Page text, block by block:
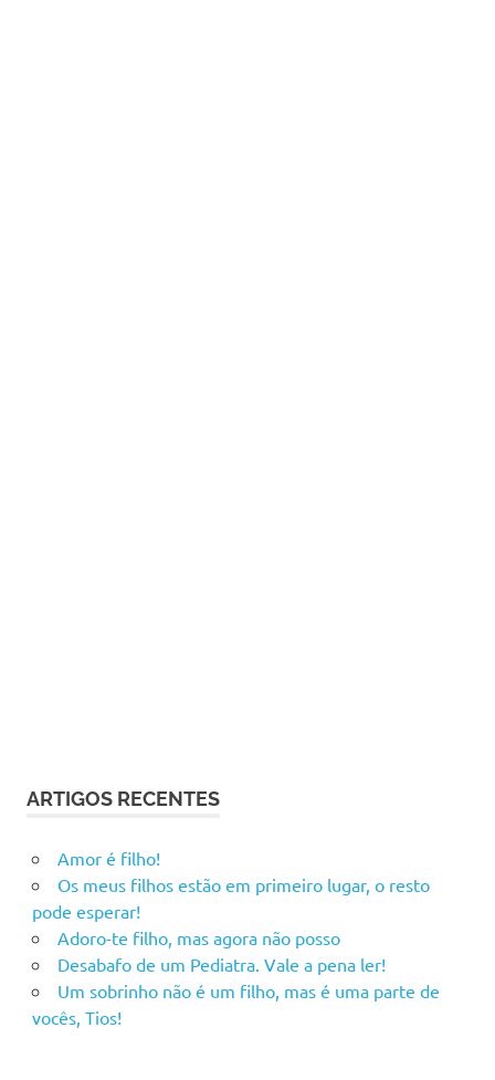
ARTIGOS RECENTES
Amor é filho!
Os meus filhos estão em primeiro lugar, o resto
pode esperar!
Adoro-te filho, mas agora não posso
Desabafo de um Pediatra. Vale a pena ler!
Um sobrinho não é um filho, mas é uma parte de
vocês, Tios!